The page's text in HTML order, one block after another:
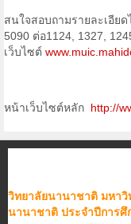
สนใจสอบถามรายละเอีย
5090 ต่อ1124, 1327,
เว็บไซต์
หน้าเว็บไซต์หลัก http://
วิทยาลัยนานาชาติ มหา
นานาชาติ ประจำปีการศึ